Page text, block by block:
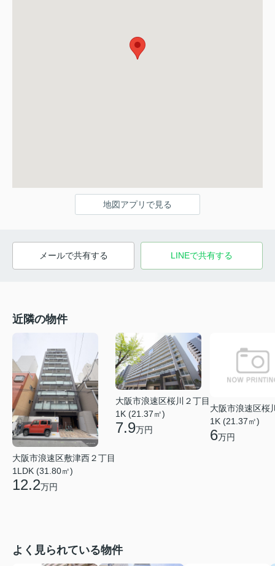
地図アプリで見る
メールで共有する LINEで共有する
近隣の物件
大阪市浪速区敷津西２丁目
1LDK (31.80㎡)
12.2万円
大阪市浪速区桜川２丁目
1K (21.37㎡)
7.9万円
大阪市浪速区桜
1K (21.37㎡)
6万円
よく見られている物件